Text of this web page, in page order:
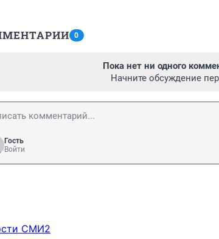
0
Пока нет ни одного
Начните обсуждение
Гость
Войти
СМИ2